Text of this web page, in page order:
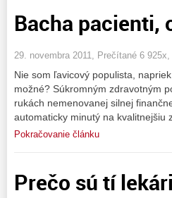
Bacha pacienti,
29. novembra 2011, Prečítané 6 925x,
Nie som ľavicový populista,
možné? Súkromným zdravotným
rukách nemenovanej silnej
automaticky minutý na
Pokračovanie článku
Prečo sú tí